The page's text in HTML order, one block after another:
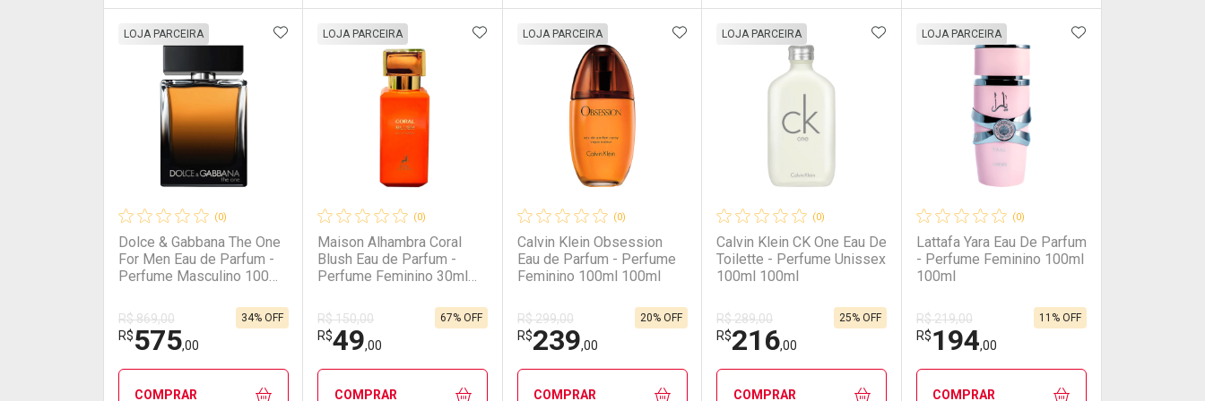
FECHAR
Laboratório
Ativar Desconto
Comprar sem Desconto
FECHAR
Por Menos
Comprar sem Desconto
FECHAR
Laboratório
Ativar Desconto
Comprar sem Desconto
FECHAR
Por Menos
Comprar sem Desconto
FECHAR
Laboratório
Ativar Desconto
Comprar sem Desconto
FECHAR
Por Menos
Comprar sem Desconto
FECHAR
Laboratório
Ativar Desconto
Comprar sem Desconto
FECHAR
Por Menos
Comprar sem Desconto
Laboratório
Ativar Desconto
Comprar sem Desconto
Por Menos
Comprar sem Desconto
(0)
Dolce & Gabbana The One
For Men Eau de Parfum -
Perfume Masculino 100ml
LOJA PARCEIRA
R$ 869,00
R$575,00
34% OFF
ADICIONAR AOS FAVORITOS
COMPRAR
(0)
Maison Alhambra Coral
Blush Eau de Parfum -
Perfume Feminino 30ml
LOJA PARCEIRA
R$ 150,00
R$49,00
67% OFF
ADICIONAR AOS FAVORITOS
COMPRAR
(0)
Calvin Klein Obsession
Eau de Parfum - Perfume
Feminino 100ml 100ml
LOJA PARCEIRA
R$ 299,00
R$239,00
20% OFF
ADICIONAR AOS FAVORITOS
COMPRAR
(0)
Calvin Klein CK One Eau De
Toilette - Perfume Unissex
100ml 100ml
LOJA PARCEIRA
R$ 289,00
R$216,00
25% OFF
ADICIONAR AOS FAVORITOS
COMPRAR
(0)
Lattafa Yara Eau De Parfum
- Perfume Feminino 100ml
100ml
LOJA PARCEIRA
R$ 219,00
R$194,00
11% OFF
ADICIONAR AOS
COMPRAR